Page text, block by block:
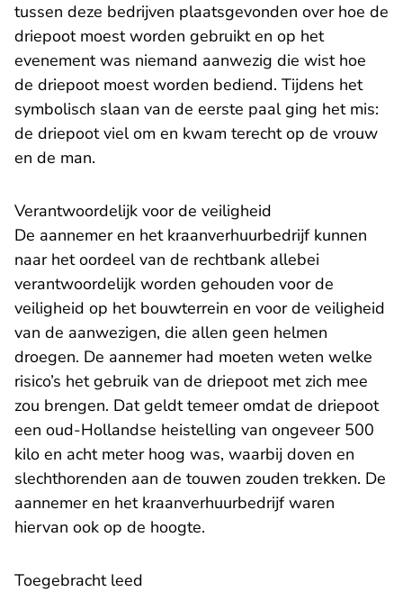
tussen deze bedrijven plaatsgevonden over hoe de
driepoot moest worden gebruikt en op het
evenement was niemand aanwezig die wist hoe
de driepoot moest worden bediend. Tijdens het
symbolisch slaan van de eerste paal ging het mis:
de driepoot viel om en kwam terecht op de vrouw
en de man.
Verantwoordelijk voor de veiligheid
De aannemer en het kraanverhuurbedrijf kunnen
naar het oordeel van de rechtbank allebei
verantwoordelijk worden gehouden voor de
veiligheid op het bouwterrein en voor de veiligheid
van de aanwezigen, die allen geen helmen
droegen. De aannemer had moeten weten welke
risico’s het gebruik van de driepoot met zich mee
zou brengen. Dat geldt temeer omdat de driepoot
een oud-Hollandse heistelling van ongeveer 500
kilo en acht meter hoog was, waarbij doven en
slechthorenden aan de touwen zouden trekken. De
aannemer en het kraanverhuurbedrijf waren
hiervan ook op de hoogte.
Toegebracht leed